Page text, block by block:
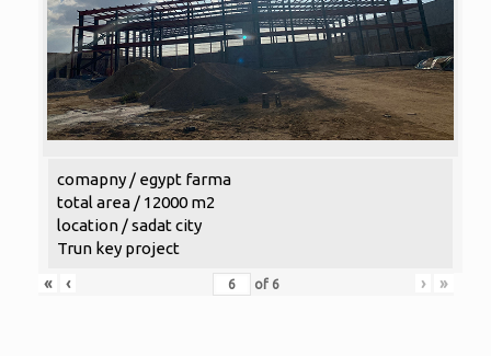
comapny / egypt farma
total area / 12000 m2
location / sadat city
Trun key project
«
‹ of 6 › »